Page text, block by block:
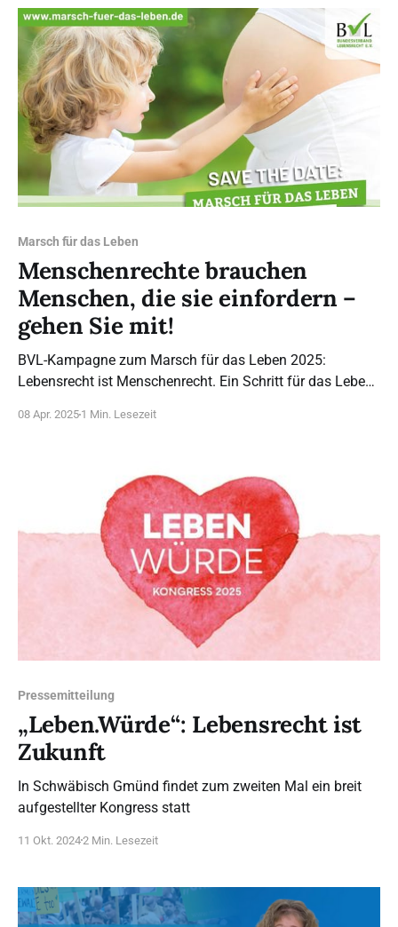
junge Menschen teil, um denen eine Stimme zu geben,
Marsch für das Leben
Menschenrechte brauchen
Menschen, die sie einfordern –
gehen Sie mit!
BVL-Kampagne zum Marsch für das Leben 2025:
Lebensrecht ist Menschenrecht. Ein Schritt für das Leben
08 Apr. 2025 1 Min. Lesezeit
Pressemitteilung
„Leben.Würde“: Lebensrecht ist
Zukunft
In Schwäbisch Gmünd findet zum zweiten Mal ein breit
aufgestellter Kongress statt
11 Okt. 20242 Min. Lesezeit